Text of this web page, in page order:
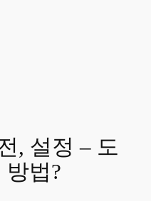
, 설정 – 도
법?